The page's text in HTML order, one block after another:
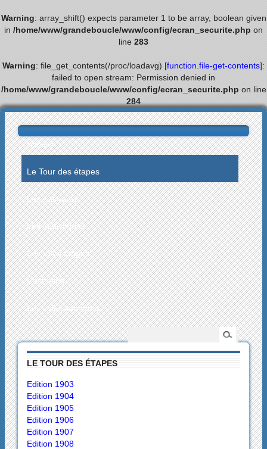
Warning: array_shift() expects parameter 1 to be array, boolean given
in /home/www/grandeboucle/www/config/ecran_securite.php on
line 283
Warning: file_get_contents(/proc/loadavg) [function.file-get-contents]:
failed to open stream: Permission denied in
/home/www/grandeboucle/www/config/ecran_securite.php on line
284
Accueil
Le Tour des étapes
Les palmarès
Les statistiques
Les villes étapes
L’actualité
Les collectionneurs
LE TOUR DES ÉTAPES
Edition 1903
Edition 1904
Edition 1905
Edition 1906
Edition 1907
Edition 1908